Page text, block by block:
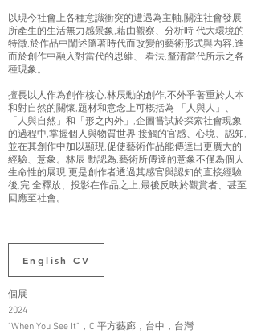
以現今社會上各種意識衝突的遭遇為主軸,關注社會發展
所產生的生活無力感景象,藉由觀察、分析時 代大環境的
特徵,於作品中闡述隨著時代而改變的藝術形式與內容,進
而於創作中融入對當代的思維、 看法,釐清當代所示之各
種現象。
擅長以人作為創作核心,林辰勳的創作,不外乎著重於人本
和對自然的關懷,題材和意念上可概括為 「人與人」、
「人與自然」和「形之內外」,企圖嘗試於探索社會現象
的過程中,掌握個人與物質世界 接觸的官感、心境、認知,
並在其創作中加以顯現,促使藝術作品能傳達出更廣大的
經驗、意象。林辰 勳認為,藝術所傳達的意象不僅為個人
生命性的展現,更是創作者透過其感官與認知的直接經驗
後,完 全釋放、投影在作品之上,最後反映於觀賞者、甚至
回應至社會。
English CV
個展
2024
"When You See It"，C 平方藝廊，台中，台灣